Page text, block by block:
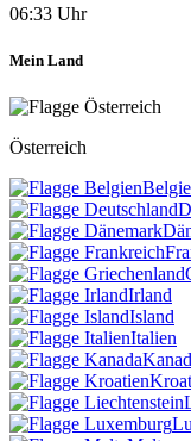
06:33 Uhr
Mein Land
Österreich
Irland
Island
Italien